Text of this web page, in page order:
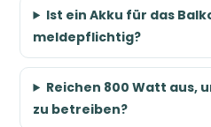
Ist ein Akku für das
meldepflichtig?
Reichen 800 Watt aus,
zu betreiben?